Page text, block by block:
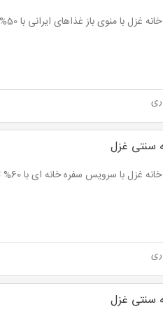
منوی باز غذاهای ایرانی با 50% تخفیف و پرداخت تنها 11,000 تومان به جای 22,000 تومان
سنتی غزل
با سرویس سفره خانه ای با 60% تخفیف و پرداخت تنها 12,000 تومان به جای 30,000 تومان
سنتی غزل